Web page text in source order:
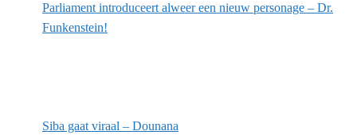
Parliament introduceert alweer een nieuw personage – Dr.
Funkenstein!
Siba gaat viraal – Dounana